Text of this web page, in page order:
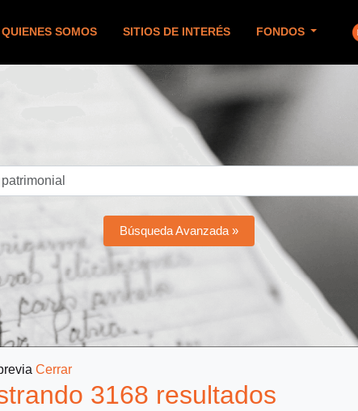
QUIENES SOMOS SITIOS DE INTERÉS FONDOS
Búsqueda Avanzada »
Cerrar
3168 resultados